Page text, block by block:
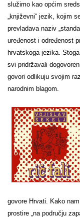
služimo kao općim
„književni“ jezik, kojim
prevladava naziv
uređenost i određenost
hrvatskoga jezika.
svi pridržavali
govori odlikuju svojim
narodnim blagom.
govore Hrvati. Kako
prostire „na području